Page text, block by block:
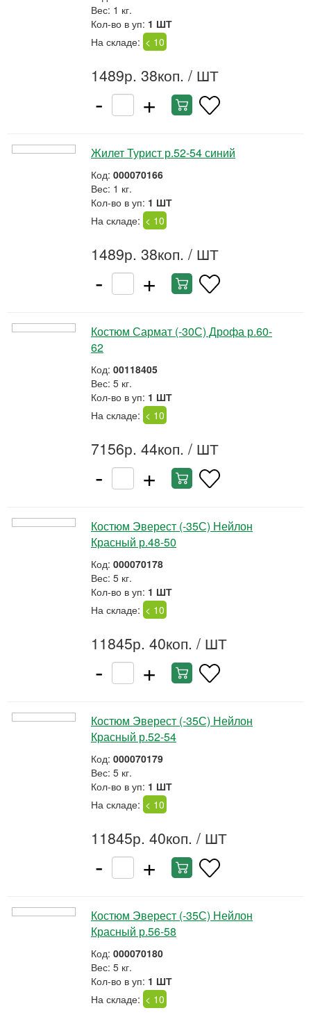
Вес: 1 кг.
Кол-во в уп: 1 ШТ
На складе: < 10
1489р. 38коп. / ШТ
- +
Жилет Турист р.52-54 синий
Код: 000070166
Вес: 1 кг.
Кол-во в уп: 1 ШТ
На складе: < 10
1489р. 38коп. / ШТ
- +
Костюм Сармат (-30С) Дрофа р.60-
62
Код: 00118405
Вес: 5 кг.
Кол-во в уп: 1 ШТ
На складе: < 10
7156р. 44коп. / ШТ
- +
Костюм Эверест (-35С) Нейлон
Красный р.48-50
Код: 000070178
Вес: 5 кг.
Кол-во в уп: 1 ШТ
На складе: < 10
11845р. 40коп. / ШТ
- +
Костюм Эверест (-35С) Нейлон
Красный р.52-54
Код: 000070179
Вес: 5 кг.
Кол-во в уп: 1 ШТ
На складе: < 10
11845р. 40коп. / ШТ
- +
Костюм Эверест (-35С) Нейлон
Красный р.56-58
Код: 000070180
Вес: 5 кг.
Кол-во в уп: 1 ШТ
На складе: < 10